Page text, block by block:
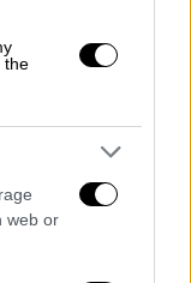
the
web or
έχειήδη
ΗΠΑ)
νέο του
μέχρι
βίντεο στο
ομοιότητα